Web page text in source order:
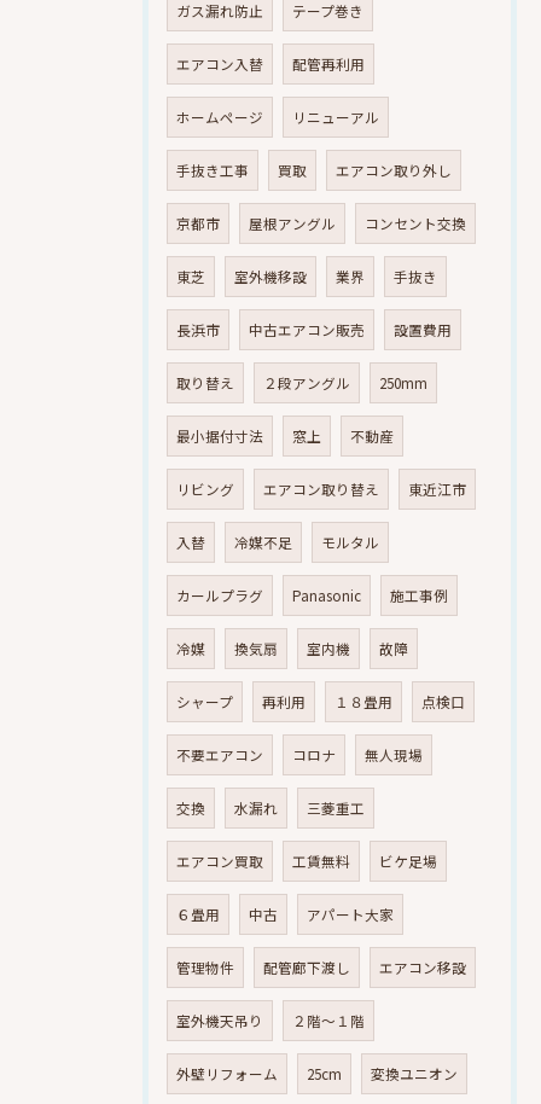
ガス漏れ防止 テープ巻き
エアコン入替 配管再利用
ホームページ リニューアル
手抜き工事 買取 エアコン取り外し
京都市 屋根アングル コンセント交換
東芝 室外機移設 業界 手抜き
長浜市 中古エアコン販売 設置費用
取り替え ２段アングル 250mm
最小据付寸法 窓上 不動産
リビング エアコン取り替え 東近江市
入替 冷媒不足 モルタル
カールプラグ Panasonic 施工事例
冷媒 換気扇 室内機 故障
シャープ 再利用 １８畳用 点検口
不要エアコン コロナ 無人現場
交換 水漏れ 三菱重工
エアコン買取 工賃無料 ビケ足場
６畳用 中古 アパート大家
管理物件 配管廊下渡し エアコン移設
室外機天吊り ２階～１階
外壁リフォーム 25cm 変換ユニオン